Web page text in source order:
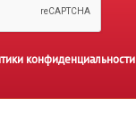
конфиденциальности